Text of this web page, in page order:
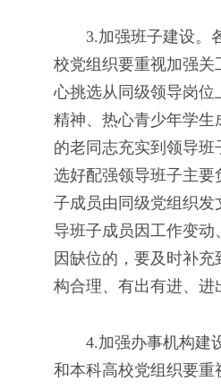
3.加强班子建设。
校党组织要重视加强关
心挑选从同级领导岗位
精神、热心青少年学生
的老同志充实到领导
选好配强领导班子主要
子成员由同级党组织发
导班子成员因工作变动
因缺位的，要及时补
构合理、有出有进、进
4.加强办事机构建
和本科高校党组织要重